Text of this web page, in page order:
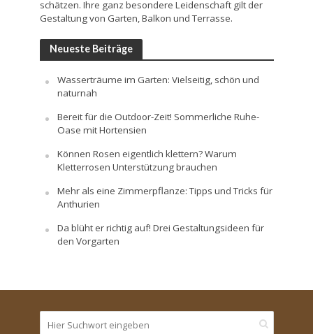
schätzen. Ihre ganz besondere Leidenschaft gilt der
Gestaltung von Garten, Balkon und Terrasse.
Neueste Beiträge
Wasserträume im Garten: Vielseitig, schön und
naturnah
Bereit für die Outdoor-Zeit! Sommerliche Ruhe-
Oase mit Hortensien
Können Rosen eigentlich klettern? Warum
Kletterrosen Unterstützung brauchen
Mehr als eine Zimmerpflanze: Tipps und Tricks für
Anthurien
Da blüht er richtig auf! Drei Gestaltungsideen für
den Vorgarten